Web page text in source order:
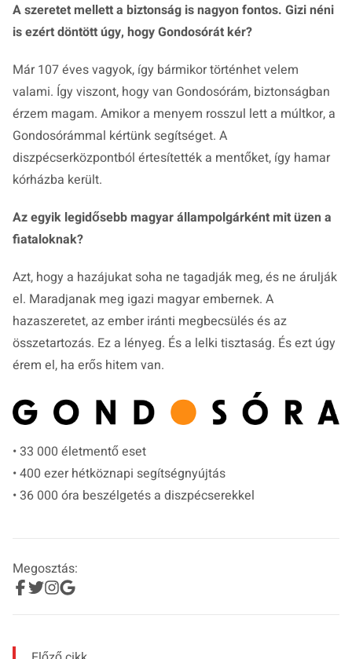
A szeretet mellett a biztonság is nagyon fontos. Gizi néni
is ezért döntött úgy, hogy Gondosórát kér?
Már 107 éves vagyok, így bármikor történhet velem
valami. Így viszont, hogy van Gondosórám, biztonságban
érzem magam. Amikor a menyem rosszul lett a múltkor, a
Gondosórámmal kértünk segítséget. A
diszpécserközpontból értesítették a mentőket, így hamar
kórházba került.
Az egyik legidősebb magyar állampolgárként mit üzen a
fiataloknak?
Azt, hogy a hazájukat soha ne tagadják meg, és ne árulják
el. Maradjanak meg igazi magyar embernek. A
hazaszeretet, az ember iránti megbecsülés és az
összetartozás. Ez a lényeg. És a lelki tisztaság. És ezt úgy
érem el, ha erős hitem van.
• 33 000 életmentő eset
• 400 ezer hétköznapi segítségnyújtás
• 36 000 óra beszélgetés a diszpécserekkel
Megosztás: